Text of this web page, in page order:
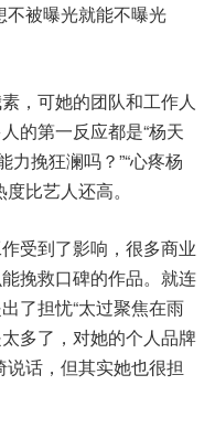
不被曝光就能不曝光
，可她的团队和工作人
的第一反应都是“杨天
力挽狂澜吗？”“心疼杨
比艺人还高。
受到了影响，很多商业
挽救口碑的作品。就连
了担忧“太过聚焦在雨
多了，对她的个人品牌
话，但其实她也很担